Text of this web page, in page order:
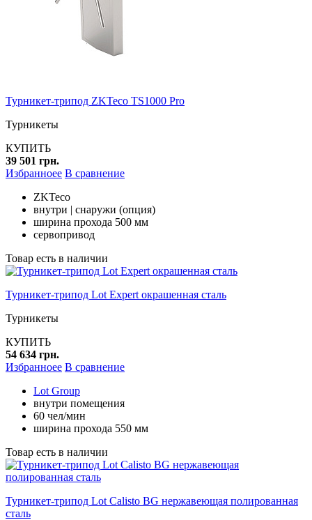
Турникет-трипод ZKTeco TS1000 Pro
Турникеты
КУПИТЬ
39 501 грн.
Избранноее В сравнение
ZKTeco
внутри | снаружи (опция)
ширина прохода 500 мм
сервопривод
Товар есть в наличии
Турникет-трипод Lot Expert окрашенная сталь
Турникеты
КУПИТЬ
54 634 грн.
Избранноее В сравнение
Lot Group
внутри помещения
60 чел/мин
ширина прохода 550 мм
Товар есть в наличии
Турникет-трипод Lot Calisto BG нержавеющая полированная
сталь